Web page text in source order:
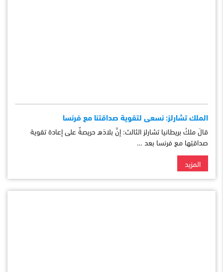
الملك تشارلز: نسعى لتقوية صداقتنا مع فرنسا
قالَ ملكُ بريطانيا تشارلز الثالث: إنَّ بلادَه حريصةٌ على إعادة تقوية
صداقتِها مع فرنسا بعد …
المزيد